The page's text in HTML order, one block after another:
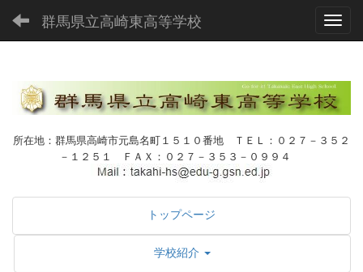
群馬県立高崎東高等学校
所在地：群馬県高崎市元島名町１５１０番地 ＴＥＬ：０２７－３５２
－１２５１ ＦＡＸ：０２７－３５３－０９９４
トップページ
学校紹介